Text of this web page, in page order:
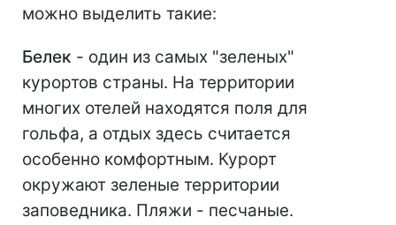
можно выделить такие:
Белек - один из самых "зеленых"
курортов страны. На территории
многих отелей находятся поля для
гольфа, а отдых здесь считается
особенно комфортным. Курорт
окружают зеленые территории
заповедника. Пляжи - песчаные.